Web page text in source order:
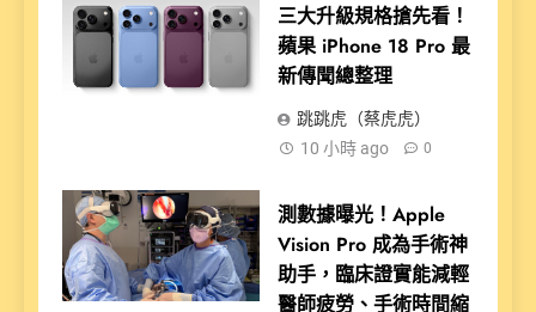
三大升級規格搶先看！
蘋果 iPhone 18 Pro 最
新傳聞總整理
跳跳虎（蔡虎虎）
10 小時 ago
0
測數據曝光！Apple
Vision Pro 成為手術神
助手，臨床證實能減輕
醫師疲勞、手術時間縮